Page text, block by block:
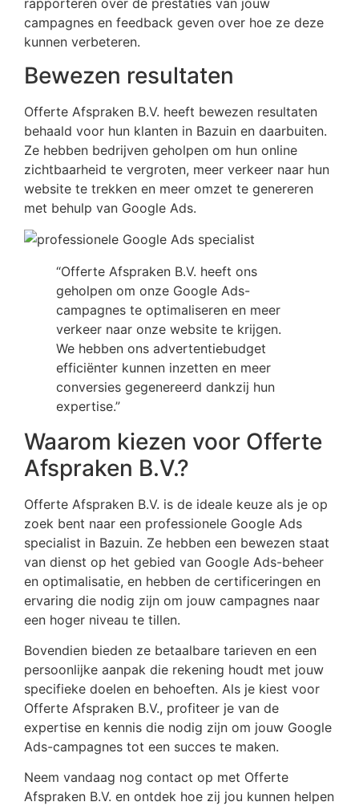
campagnes en feedback geven over hoe ze deze
kunnen verbeteren.
Bewezen resultaten
Offerte Afspraken B.V. heeft bewezen resultaten
behaald voor hun klanten in Bazuin en daarbuiten.
Ze hebben bedrijven geholpen om hun online
zichtbaarheid te vergroten, meer verkeer naar hun
website te trekken en meer omzet te genereren
met behulp van Google Ads.
“Offerte Afspraken B.V. heeft ons
geholpen om onze Google Ads-
campagnes te optimaliseren en meer
verkeer naar onze website te krijgen.
We hebben ons advertentiebudget
efficiënter kunnen inzetten en meer
conversies gegenereerd dankzij hun
expertise.”
Waarom kiezen voor Offerte
Afspraken B.V.?
Offerte Afspraken B.V. is de ideale keuze als je op
zoek bent naar een professionele Google Ads
specialist in Bazuin. Ze hebben een bewezen staat
van dienst op het gebied van Google Ads-beheer
en optimalisatie, en hebben de certificeringen en
ervaring die nodig zijn om jouw campagnes naar
een hoger niveau te tillen.
Bovendien bieden ze betaalbare tarieven en een
persoonlijke aanpak die rekening houdt met jouw
specifieke doelen en behoeften. Als je kiest voor
Offerte Afspraken B.V., profiteer je van de
expertise en kennis die nodig zijn om jouw Google
Ads-campagnes tot een succes te maken.
Neem vandaag nog contact op met Offerte
Afspraken B.V. en ontdek hoe zij jou kunnen helpen